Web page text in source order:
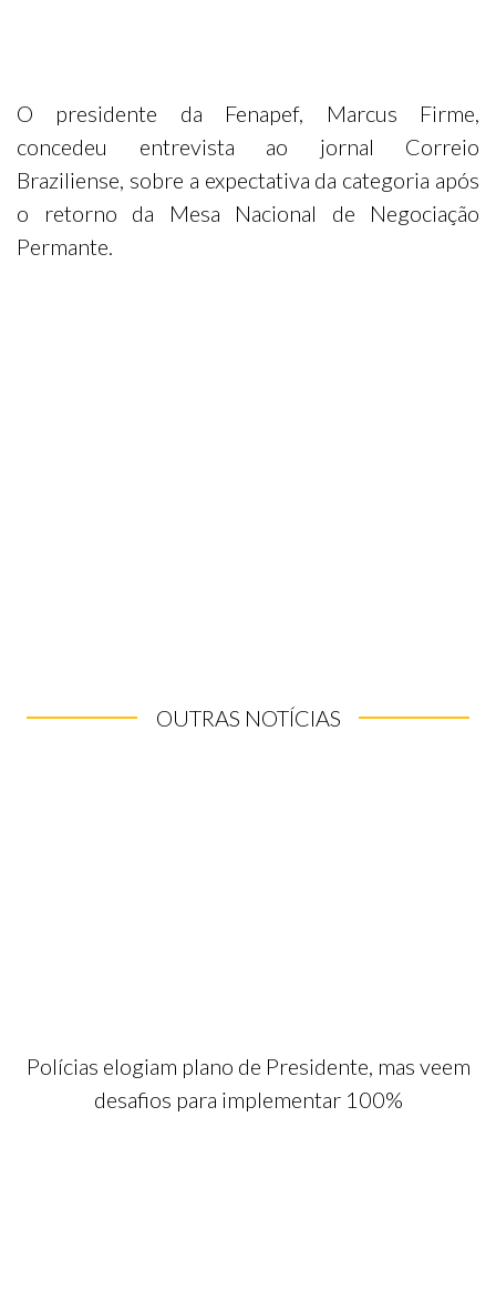
O presidente da Fenapef, Marcus Firme,
concedeu entrevista ao jornal Correio
Braziliense, sobre a expectativa da categoria após
o retorno da Mesa Nacional de Negociação
Permante.
OUTRAS NOTÍCIAS
Polícias elogiam plano de Presidente, mas veem
desafios para implementar 100%